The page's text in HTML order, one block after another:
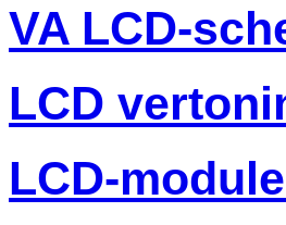
VA LCD-
LCD
LCD-